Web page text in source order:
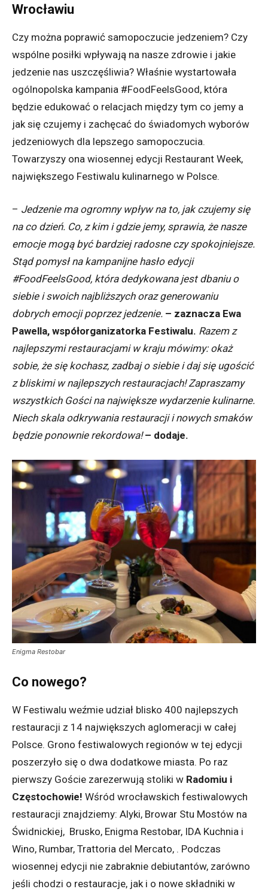
Wrocławiu
Czy można poprawić samopoczucie jedzeniem? Czy
wspólne posiłki wpływają na nasze zdrowie i jakie
jedzenie nas uszczęśliwia? Właśnie wystartowała
ogólnopolska kampania #FoodFeelsGood, która
będzie edukować o relacjach między tym co jemy a
jak się czujemy i zachęcać do świadomych wyborów
jedzeniowych dla lepszego samopoczucia.
Towarzyszy ona wiosennej edycji Restaurant Week,
największego Festiwalu kulinarnego w Polsce.
– Jedzenie ma ogromny wpływ na to, jak czujemy się
na co dzień. Co, z kim i gdzie jemy, sprawia, że nasze
emocje mogą być bardziej radosne czy spokojniejsze.
Stąd pomysł na kampanijne hasło edycji
#FoodFeelsGood, która dedykowana jest dbaniu o
siebie i swoich najbliższych oraz generowaniu
dobrych emocji poprzez jedzenie. – zaznacza Ewa
Pawella, współorganizatorka Festiwalu. Razem z
najlepszymi restauracjami w kraju mówimy: okaż
sobie, że się kochasz, zadbaj o siebie i daj się ugościć
z bliskimi w najlepszych restauracjach! Zapraszamy
wszystkich Gości na największe wydarzenie kulinarne.
Niech skala odkrywania restauracji i nowych smaków
będzie ponownie rekordowa!– dodaje.
Enigma Restobar
Co nowego?
W Festiwalu weźmie udział blisko 400 najlepszych
restauracji z 14 największych aglomeracji w całej
Polsce. Grono festiwalowych regionów w tej edycji
poszerzyło się o dwa dodatkowe miasta. Po raz
pierwszy Goście zarezerwują stoliki w Radomiu i
Częstochowie! Wśród wrocławskich festiwalowych
restauracji znajdziemy: Alyki, Browar Stu Mostów na
Świdnickiej, Brusko, Enigma Restobar, IDA Kuchnia i
Wino, Rumbar, Trattoria del Mercato, . Podczas
wiosennej edycji nie zabraknie debiutantów, zarówno
jeśli chodzi o restauracje, jak i o nowe składniki w